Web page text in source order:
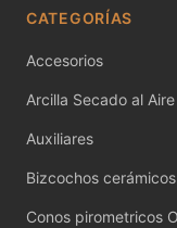
MAYCO
MAYCO
MAYCO
CATEGORÍAS
Accesorios
Arcilla Secado al Aire
Auxiliares
Bizcochos cerámicos
Conos pirometricos